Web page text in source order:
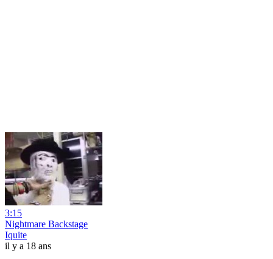
3:15
Nightmare Backstage
Iquite
il y a 18 ans